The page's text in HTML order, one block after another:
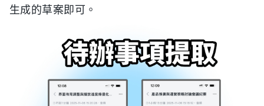
生成的草案即可。